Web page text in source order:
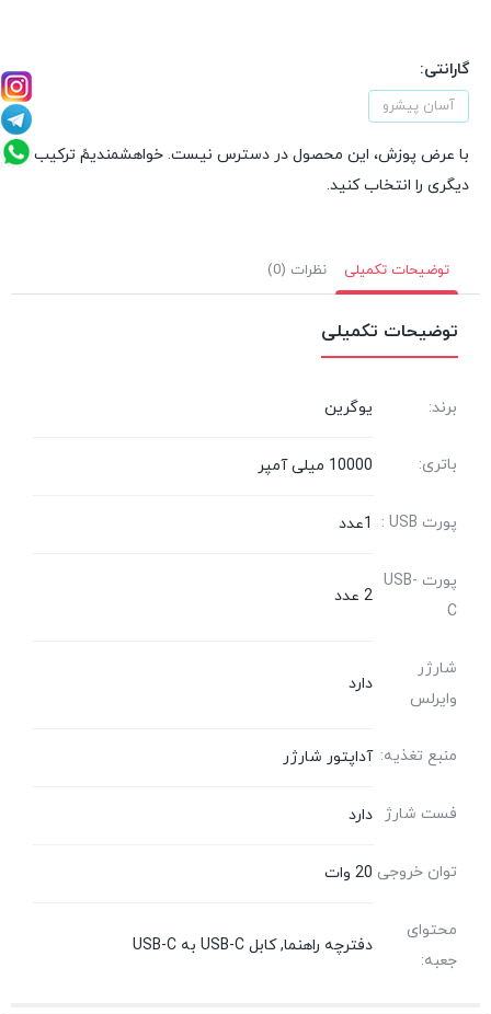
توان خروجی:
گارانتی:
آسان پیشرو
با عرض پوزش، این محصول در دسترس نیست. خواهشمندیمً ترکیب
دیگری را انتخاب کنید.
توضیحات تکمیلی نظرات (0)
توضیحات تکمیلی
برند: یوگرین
باتری: 10000 میلی آمپر
پورت USB : 1عدد
پورت USB-
C
2 عدد
شارژر
وایرلس
دارد
منبع تغذیه: آداپتور شارژر
فست شارژ دارد
توان خروجی 20 وات
محتوای
جعبه:
دفترچه راهنما, کابل USB-C به USB-C